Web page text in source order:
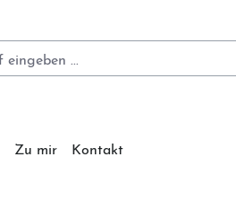
Zu mir Kontakt